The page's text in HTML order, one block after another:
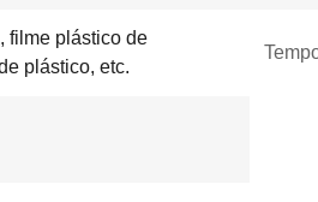
filme plástico de
plástico, etc.